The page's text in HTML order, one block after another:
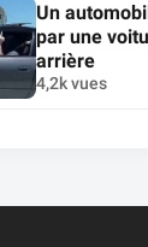
Un
par une
arrière
4,2k vues